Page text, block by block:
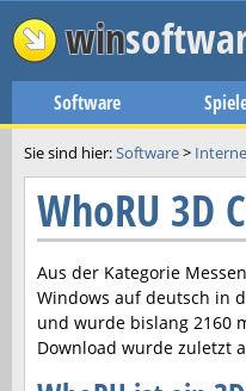
win
Software
Sie sind hier:Software>
WhoRU 3D
Aus der Kategorie
Windows auf deutsch in
und wurde bislang 2160
Download wurde zuletzt